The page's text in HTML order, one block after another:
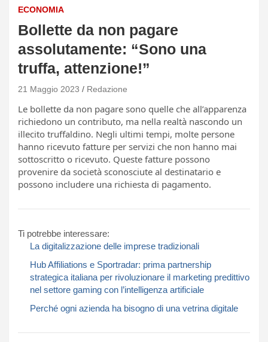
ECONOMIA
Bollette da non pagare
assolutamente: “Sono una
truffa, attenzione!”
21 Maggio 2023 Redazione
Le bollette da non pagare sono quelle che all’apparenza
richiedono un contributo, ma nella realtà nascondo un
illecito truffaldino. Negli ultimi tempi, molte persone
hanno ricevuto fatture per servizi che non hanno mai
sottoscritto o ricevuto. Queste fatture possono
provenire da società sconosciute al destinatario e
possono includere una richiesta di pagamento.
Ti potrebbe interessare:
La digitalizzazione delle imprese tradizionali
Hub Affiliations e Sportradar: prima partnership
strategica italiana per rivoluzionare il marketing predittivo
nel settore gaming con l’intelligenza artificiale
Perché ogni azienda ha bisogno di una vetrina digitale